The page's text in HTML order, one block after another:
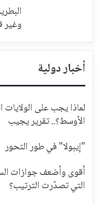
وغير
أخبار دولية
لماذا يجب على
الأوسط؟.. تقرير يجيب
"إيبولا" في طور التحور
أقوى وأضعف جوازات
التي تصدّرت الترتيب؟